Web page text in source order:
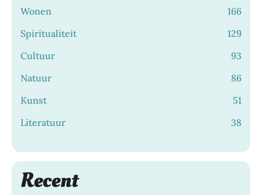
Wonen
166
Spiritualiteit
129
Cultuur
93
Natuur
86
Kunst
51
Literatuur
38
Recent